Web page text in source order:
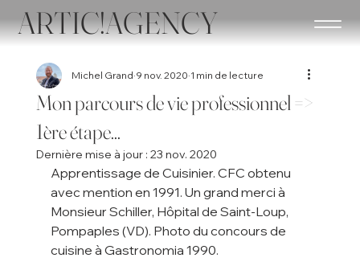
ARTIC!AGENCY
Mon parcours de vie professionnel =>
1ère étape...
Michel Grand 9 nov. 2020 1 min de lecture
Dernière mise à jour : 23 nov. 2020
Apprentissage de Cuisinier. CFC obtenu
avec mention en 1991. Un grand merci à
Monsieur Schiller, Hôpital de Saint-Loup,
Pompaples (VD). Photo du concours de
cuisine à Gastronomia 1990.